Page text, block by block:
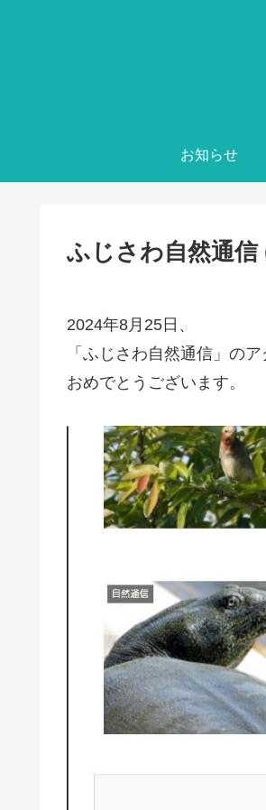
お知らせ
ふじさわ自然通
2024年8月25日、
「ふじさわ自然通信」の
おめでとうございます。